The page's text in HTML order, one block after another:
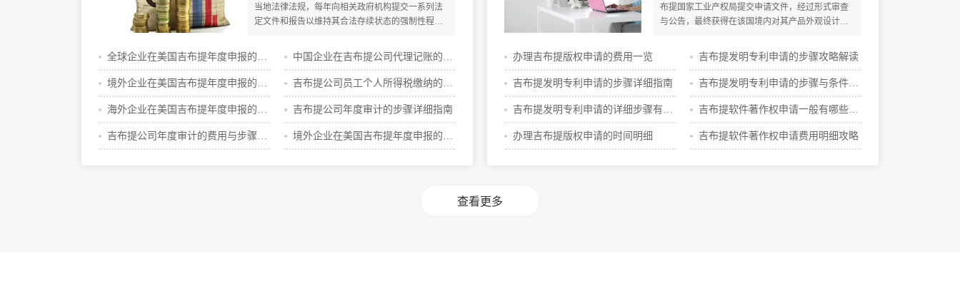
当地法律法规，每年向相关政府机构提交一系列法
定文件和报告以维持其合法存续状态的强制性程
业登记更新以及向投资促进局提交年度声明等环
节。
全球企业在美国吉布提年度申报的费
用一览
中国企业在吉布提公司代理记账的流
程及费用
境外企业在美国吉布提年度申报的价
格是多少
吉布提公司员工个人所得税缴纳的价
格与步骤明细
海外企业在美国吉布提年度申报的价
格是多少
吉布提公司年度审计的步骤详细指南
吉布提公司年度审计的费用与步骤攻 境外企业在美国吉布提年度申报的流
布提国家工业产权局提交申请文件，经过形式审查
与公告，最终获得在该国境内对其产品外观设计独
办理吉布提版权申请的费用一览 吉布提发明专利申请的步骤攻略解读
吉布提发明专利申请的步骤详细指南 吉布提发明专利申请的步骤与条件指
南
吉布提发明专利申请的详细步骤有哪
些
吉布提软件著作权申请一般有哪些费
用
办理吉布提版权申请的时间明细 吉布提软件著作权申请费用明细攻略
查看更多